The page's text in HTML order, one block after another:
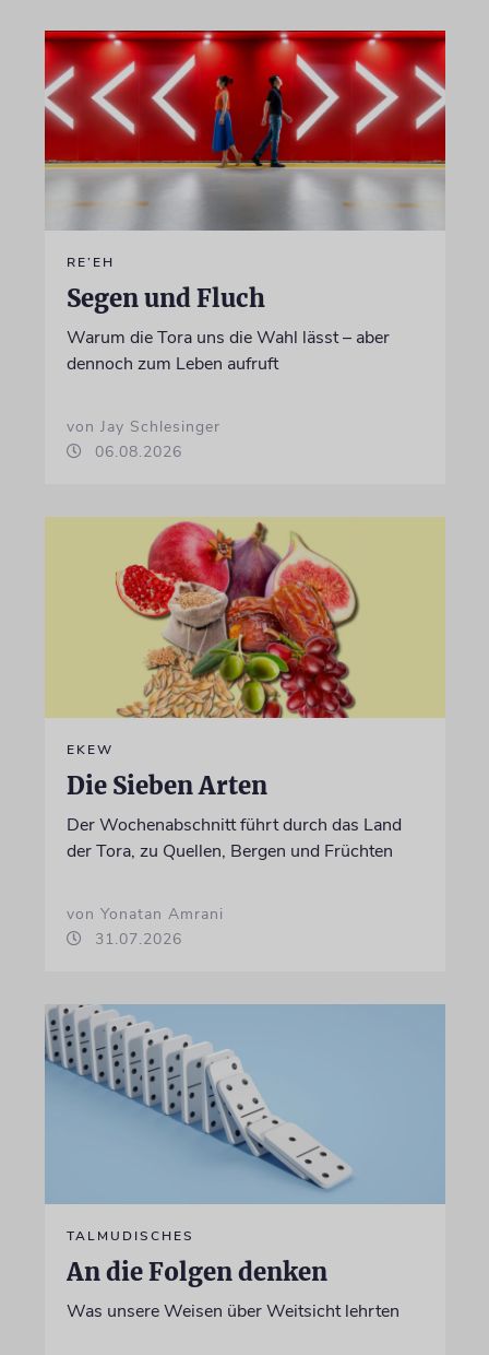
RE’EH
Segen und Fluch
Warum die Tora uns die Wahl lässt – aber
dennoch zum Leben aufruft
von Jay Schlesinger
06.08.2026
EKEW
Die Sieben Arten
Der Wochenabschnitt führt durch das Land
der Tora, zu Quellen, Bergen und Früchten
von Yonatan Amrani
31.07.2026
TALMUDISCHES
An die Folgen denken
Was unsere Weisen über Weitsicht lehrten